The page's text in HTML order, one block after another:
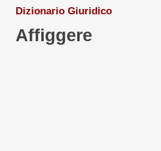
Dizionario Giuridico
Affiggere